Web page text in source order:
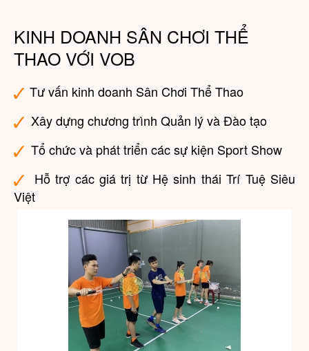
KINH DOANH SÂN CHƠI THỂ
THAO VỚI VOB
Tư vấn kinh doanh Sân Chơi Thể Thao
Xây dựng chương trình Quản lý và Đào tạo
Tổ chức và phát triển các sự kiện Sport Show
Hỗ trợ các giá trị từ Hệ sinh thái Trí Tuệ Siêu
Việt